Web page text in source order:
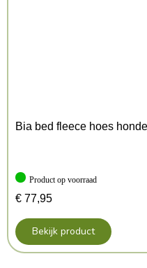
Kleur: Donkergrijs
Bia bed fleece hoes
Product op voorraad
€ 77,95
Bekijk product